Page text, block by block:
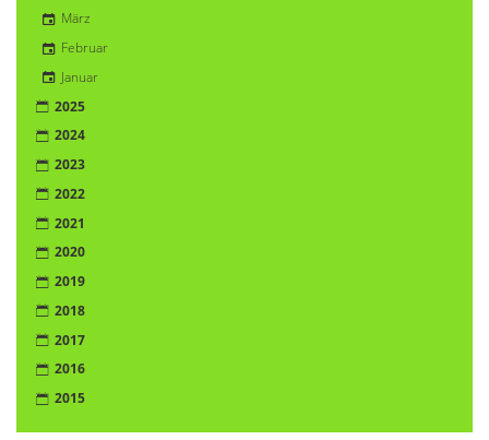
März
Februar
Januar
2025
2024
2023
2022
2021
2020
2019
2018
2017
2016
2015